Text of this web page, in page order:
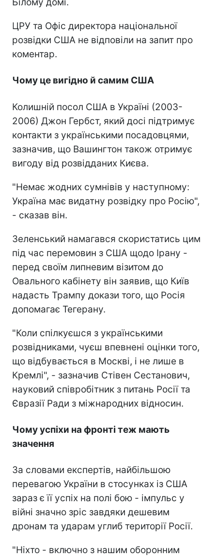
Білому домі.
ЦРУ та Офіс директора національної
розвідки США не відповіли на запит про
коментар.
Чому це вигідно й самим США
Колишній посол США в Україні (2003-
2006) Джон Гербст, який досі підтримує
контакти з українськими посадовцями,
зазначив, що Вашингтон також отримує
вигоду від розвідданих Києва.
"Немає жодних сумнівів у наступному:
Україна має видатну розвідку про Росію",
- сказав він.
Зеленський намагався скористатись цим
під час перемовин з США щодо Ірану -
перед своїм липневим візитом до
Овального кабінету він заявив, що Київ
надасть Трампу докази того, що Росія
допомагає Тегерану.
"Коли спілкуєшся з українськими
розвідниками, чуєш впевнені оцінки того,
що відбувається в Москві, і не лише в
Кремлі", - зазначив Стівен Сестанович,
науковий співробітник з питань Росії та
Євразії Ради з міжнародних відносин.
Чому успіхи на фронті теж мають
значення
За словами експертів, найбільшою
перевагою України в стосунках із США
зараз є її успіх на полі бою - імпульс у
війні значно зріс завдяки дешевим
дронам та ударам углиб території Росії.
"Ніхто - включно з нашим оборонним